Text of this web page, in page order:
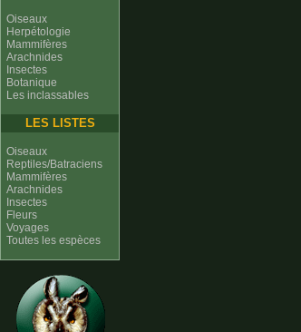
Oiseaux
Herpétologie
Mammifères
Arachnides
Insectes
Botanique
Les inclassables
LES LISTES
Oiseaux
Reptiles/Batraciens
Mammifères
Arachnides
Insectes
Fleurs
Voyages
Toutes les espèces